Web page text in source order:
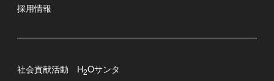
採用情報
社会貢献活動 H2Oサンタ